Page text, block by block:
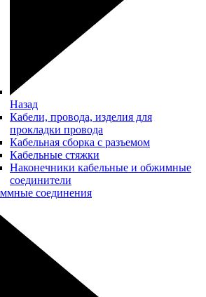
Назад
Кабели, провода, изделия для
прокладки провода
Кабельная сборка с разъемом
Кабельные стяжки
Наконечники кабельные и обжимные
соединители
соединения